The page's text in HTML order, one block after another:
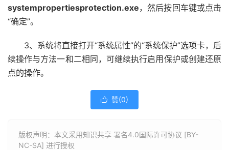
systempropertiesprotection.exe，然后按回车键或点击
“确定”。
3、系统将直接打开“系统属性”的“系统保护”选项卡，后
续操作与方法一和二相同，可继续执行启用保护或创建还原
点的操作。
 赞(0)
版权声明：本文采用知识共享 署名4.0国际许可协议 [BY-
NC-SA] 进行授权